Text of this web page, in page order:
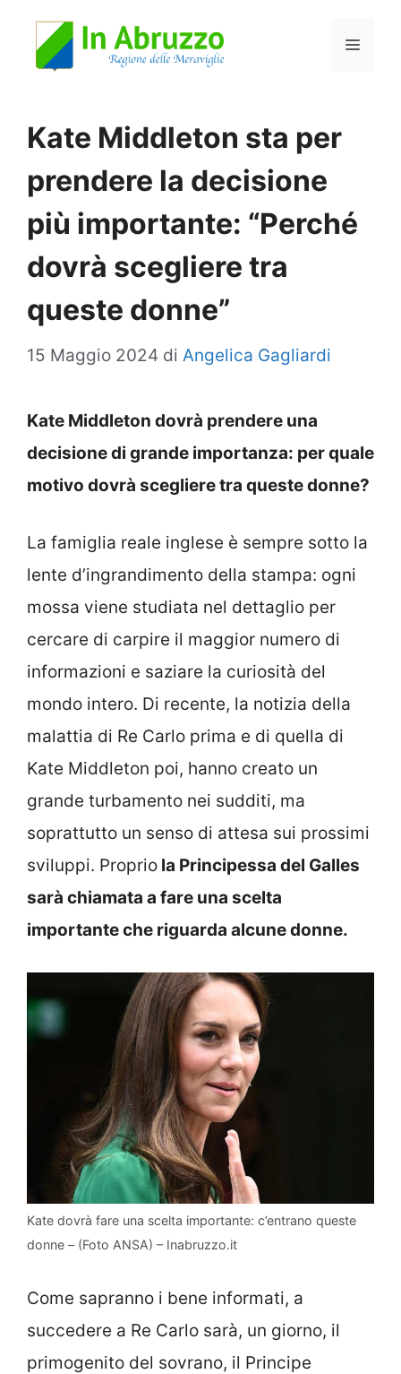
Menu
Kate Middleton sta per
prendere la decisione
più importante: “Perché
dovrà scegliere tra
queste donne”
15 Maggio 2024 di Angelica Gagliardi
Kate Middleton dovrà prendere una
decisione di grande importanza: per quale
motivo dovrà scegliere tra queste donne?
La famiglia reale inglese è sempre sotto la
lente d’ingrandimento della stampa: ogni
mossa viene studiata nel dettaglio per
cercare di carpire il maggior numero di
informazioni e saziare la curiosità del
mondo intero. Di recente, la notizia della
malattia di Re Carlo prima e di quella di
Kate Middleton poi, hanno creato un
grande turbamento nei sudditi, ma
soprattutto un senso di attesa sui prossimi
sviluppi. Proprio la Principessa del Galles
sarà chiamata a fare una scelta
importante che riguarda alcune donne.
Kate dovrà fare una scelta importante: c’entrano queste
donne – (Foto ANSA) – Inabruzzo.it
Come sapranno i bene informati, a
succedere a Re Carlo sarà, un giorno, il
primogenito del sovrano, il Principe